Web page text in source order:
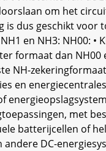
om het
is dus geschikt
en NH3: NH00:
formaat dan
NH-
en
met
batterijcellen of
DC-